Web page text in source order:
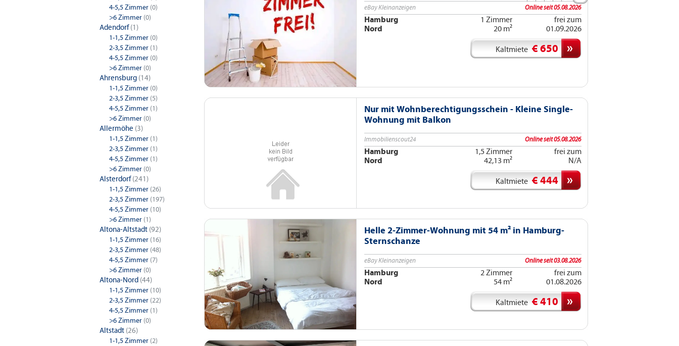
4-5,5 Zimmer (0)
>6 Zimmer (0)
Adendorf(1)
1-1,5 Zimmer (0)
2-3,5 Zimmer (1)
4-5,5 Zimmer (0)
>6 Zimmer (0)
Ahrensburg (14)
1-1,5 Zimmer (0)
2-3,5 Zimmer (5)
4-5,5 Zimmer (1)
>6 Zimmer (0)
Allermöhe (3)
1-1,5 Zimmer (1)
2-3,5 Zimmer (1)
4-5,5 Zimmer (1)
>6 Zimmer (0)
Alsterdorf(241)
1-1,5 Zimmer (26)
2-3,5 Zimmer (197)
4-5,5 Zimmer (10)
>6 Zimmer (1)
Altona-Altstadt (92)
1-1,5 Zimmer (16)
2-3,5 Zimmer (48)
4-5,5 Zimmer (7)
>6 Zimmer (0)
Altona-Nord (44)
1-1,5 Zimmer (10)
2-3,5 Zimmer (22)
4-5,5 Zimmer (1)
>6 Zimmer (0)
Altstadt (26)
1-1,5 Zimmer (2)
eBay Kleinanzeigen Online seit 05.08.2026
Hamburg 1 Zimmer
frei zum
Nord
20 m² 01.09.2026
Kaltmiete € 650
Nur mit Wohnberechtigungsschein - Kleine Single-
Wohnung mit Balkon
Immobilienscout24 Online seit 05.08.2026
Hamburg 1,5 Zimmer
frei zum
Nord
42,13 m² N/A
Kaltmiete € 444
Helle 2-Zimmer-Wohnung mit 54 m² in Hamburg-
Sternschanze
eBay Kleinanzeigen Online seit 03.08.2026
Hamburg 2 Zimmer
frei zum
Nord
54 m² 01.08.2026
Kaltmiete € 410